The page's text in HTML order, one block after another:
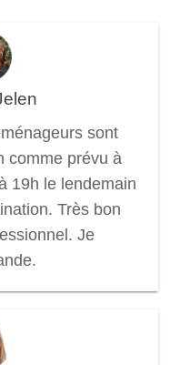
sont
comme prévu à
19h le lendemain
Très bon
Je